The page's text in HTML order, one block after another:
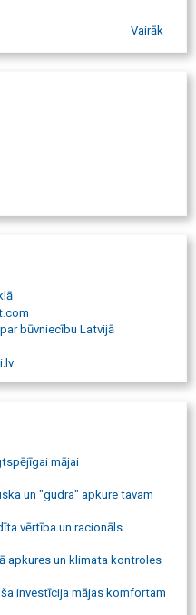
Vairāk
būvniecību Latvijā
mājai
un "gudra" apkure tavam
vērtība un racionāls
apkures un klimata kontroles
investīcija mājas komfortam